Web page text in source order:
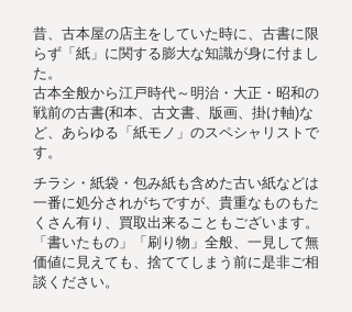
昔、古本屋の店主をしていた時に、古書に限
らず「紙」に関する膨大な知識が身に付まし
た。
古本全般から江戸時代～明治・大正・昭和の
戦前の古書(和本、古文書、版画、掛け軸)な
ど、あらゆる「紙モノ」のスペシャリストで
す。
チラシ・紙袋・包み紙も含めた古い紙などは
一番に処分されがちですが、貴重なものもた
くさん有り、買取出来ることもございます。
「書いたもの」「刷り物」全般、一見して無
価値に見えても、捨ててしまう前に是非ご相
談ください。